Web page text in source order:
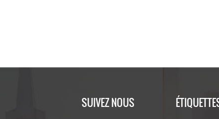
SUIVEZ NOUS